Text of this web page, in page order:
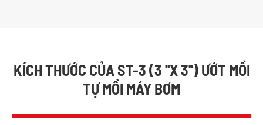
KÍCH THƯỚC CỦA ST-3 (3 ''X 3'') ƯỚT MỒI
TỰ MỒI MÁY BƠM